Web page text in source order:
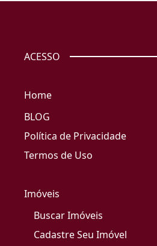
ACESSO
Home
BLOG
Política de Privacidade
Termos de Uso
Imóveis
Buscar Imóveis
Cadastre Seu Imóvel